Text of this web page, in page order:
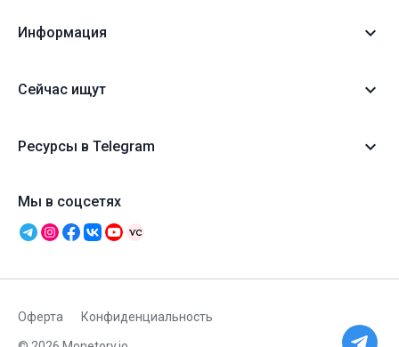
Информация
Сейчас ищут
Ресурсы в Telegram
Мы в соцсетях
Оферта Конфиденциальность